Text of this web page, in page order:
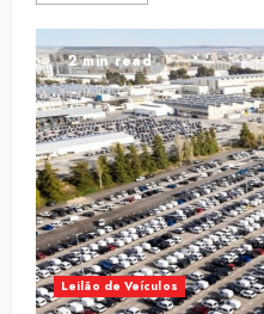
2 min read
Leilão de Veículos